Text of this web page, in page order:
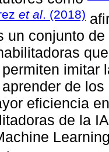
et al . (2018)
un conjunto
permiten imitar
de
eficiencia
de la